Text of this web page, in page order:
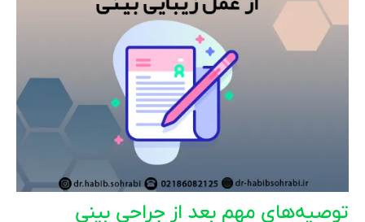
توصیه‌‌های مهم بعد از جراحی بینی